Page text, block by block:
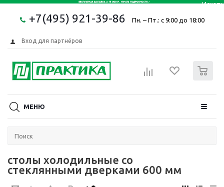
+7(495) 921-39-86 Пн. – Пт.: с 9:00 до 18:00
Вход для партнёров
МЕНЮ
столы холодильные со
стеклянными дверками 600 мм